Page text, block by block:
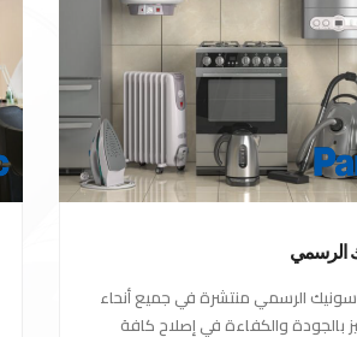
الرسمي
الرسمي منتشرة في جميع أنحاء
بالجودة والكفاءة في إصلاح كافة